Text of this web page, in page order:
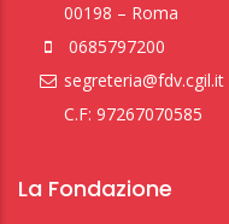
00198 – Roma
0685797200
segreteria@fdv.cgil.it
C.F: 97267070585
La Fondazione